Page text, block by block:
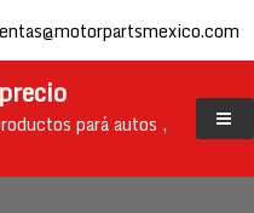
pará autos ,